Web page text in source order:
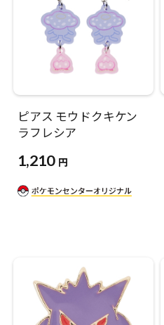
ピアス モウドクキケン
ラフレシア
1,210 円